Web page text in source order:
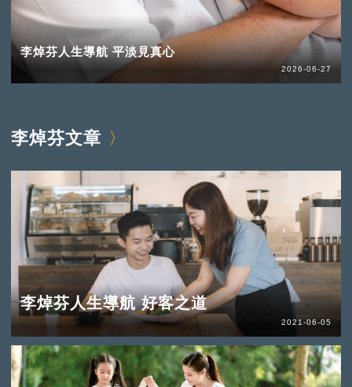
李焯芬人生導航 平淡見真心
2026-06-27
李焯芬文章
李焯芬人生導航 好客之道
2021-06-05